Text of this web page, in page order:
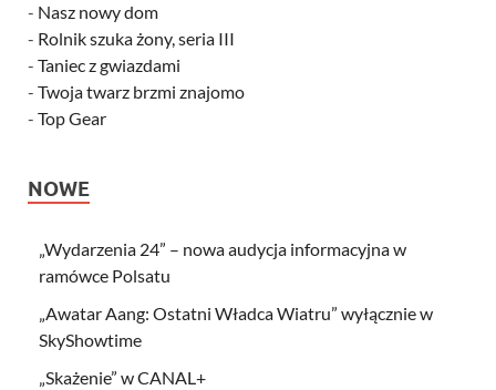
- Nasz nowy dom
- Rolnik szuka żony, seria III
- Taniec z gwiazdami
- Twoja twarz brzmi znajomo
- Top Gear
NOWE
„Wydarzenia 24” – nowa audycja informacyjna w
ramówce Polsatu
„Awatar Aang: Ostatni Władca Wiatru” wyłącznie w
SkyShowtime
„Skażenie” w CANAL+